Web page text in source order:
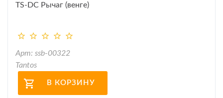
TS-DC Рычаг (венге)
Арт: ssb-00322
Tantos
В КОРЗИНУ